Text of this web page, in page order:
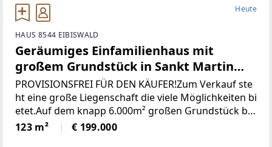
Heute
HAUS 8544 EIBISWALD
Geräumiges Einfamilienhaus mit
großem Grundstück in Sankt Martin
(Provisionsfrei)
PROVISIONSFREI FÜR DEN KÄUFER!Zum Verkauf ste
ht eine große Liegenschaft die viele Möglichkeiten bi
etet.Auf dem knapp 6.000m² großen Grundstück be
findet sich ein Wohngebäude bestehend aus derzeit
zwei getrennten Wohnungen, einem großen zweist
123 m² € 199.000